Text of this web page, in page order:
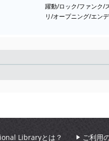
躍動/ロック/ファンク/
リ/オープニング/エン
Libraryとは？ ご利用